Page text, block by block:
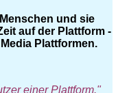
und sie
auf der Plattform -
Plattformen.
einer Plattform."